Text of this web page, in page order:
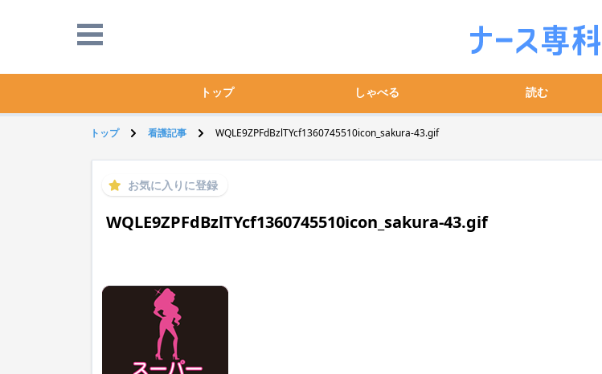
トップ しゃべる 読む
トップ 看護記事 WQLE9ZPFdBzlTYcf1360745510icon_sakura-43.gif
お気に入りに登録
WQLE9ZPFdBzlTYcf1360745510icon_sakura-43.gif